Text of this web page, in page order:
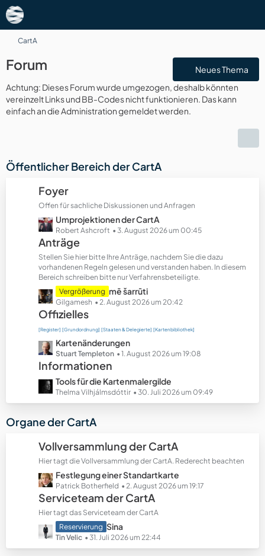
CartA
Forum
Neues Thema
Achtung: Dieses Forum wurde umgezogen, deshalb könnten
vereinzelt Links und BB-Codes nicht funktionieren. Das kann
einfach an die Administration gemeldet werden.
Öffentlicher Bereich der CartA
Foyer
Offen für sachliche Diskussionen und Anfragen
L
e
t
z
t
e
B
e
i
t
ä
g
e
Umprojektionen der CartA
Robert Ashcroft 3. August 2026 um 00:45
Anträge
Stellen Sie hier bitte Ihre Anträge, nachdem Sie die dazu
vorhandenen Regeln gelesen und verstanden haben. In diesem
Bereich schreiben bitte nur Verfahrensbeteiligte.
L
e
t
z
t
e
B
ä
e
Vergrößerung mē šarrūti
Gilgamesh 2. August 2026 um 20:42
Offizielles
[Register] [Grundordnung] [Staaten & Delegierte] [Kartenbibliothek]
L
e
z
e
e
t
r
ä
g
e
Kartenänderungen
Stuart Templeton 1. August 2026 um 19:08
Informationen
L
e
t
t
e
B
e
i
t
r
ä
g
e
Tools für die Kartenmalergilde
Thelma Vilhjálmsdóttir 30. Juli 2026 um 09:49
Organe der CartA
Vollversammlung der CartA
Hier tagt die Vollversammlung der CartA. Rederecht beachten
L
e
t
z
t
e
B
Festlegung einer Standartkarte
Patrick Botherfield 2. August 2026 um 19:17
Serviceteam der CartA
Hier tagt das Serviceteam der CartA
L
e
t
Reservierung Sina
Tin Velic 31. Juli 2026 um 22:44